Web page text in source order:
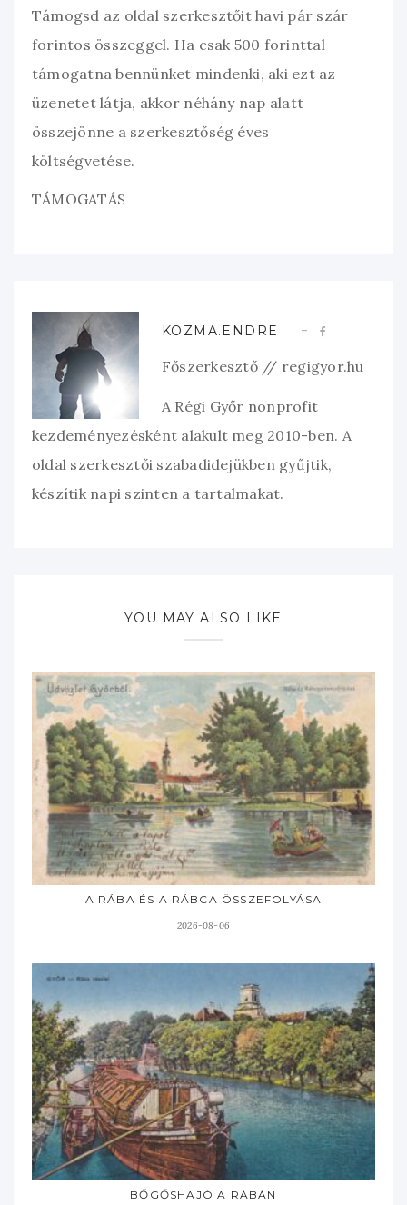
Támogsd az oldal szerkesztőit havi pár szár
forintos összeggel. Ha csak 500 forinttal
támogatna bennünket mindenki, aki ezt az
üzenetet látja, akkor néhány nap alatt
összejönne a szerkesztőség éves
költségvetése.
TÁMOGATÁS
KOZMA.ENDRE
Főszerkesztő // regigyor.hu
A Régi Győr nonprofit
kezdeményezésként alakult meg 2010-ben. A
oldal szerkesztői szabadidejükben gyűjtik,
készítik napi szinten a tartalmakat.
YOU MAY ALSO LIKE
A RÁBA ÉS A RÁBCA ÖSSZEFOLYÁSA
2026-08-06
BŐGŐSHAJÓ A RÁBÁN